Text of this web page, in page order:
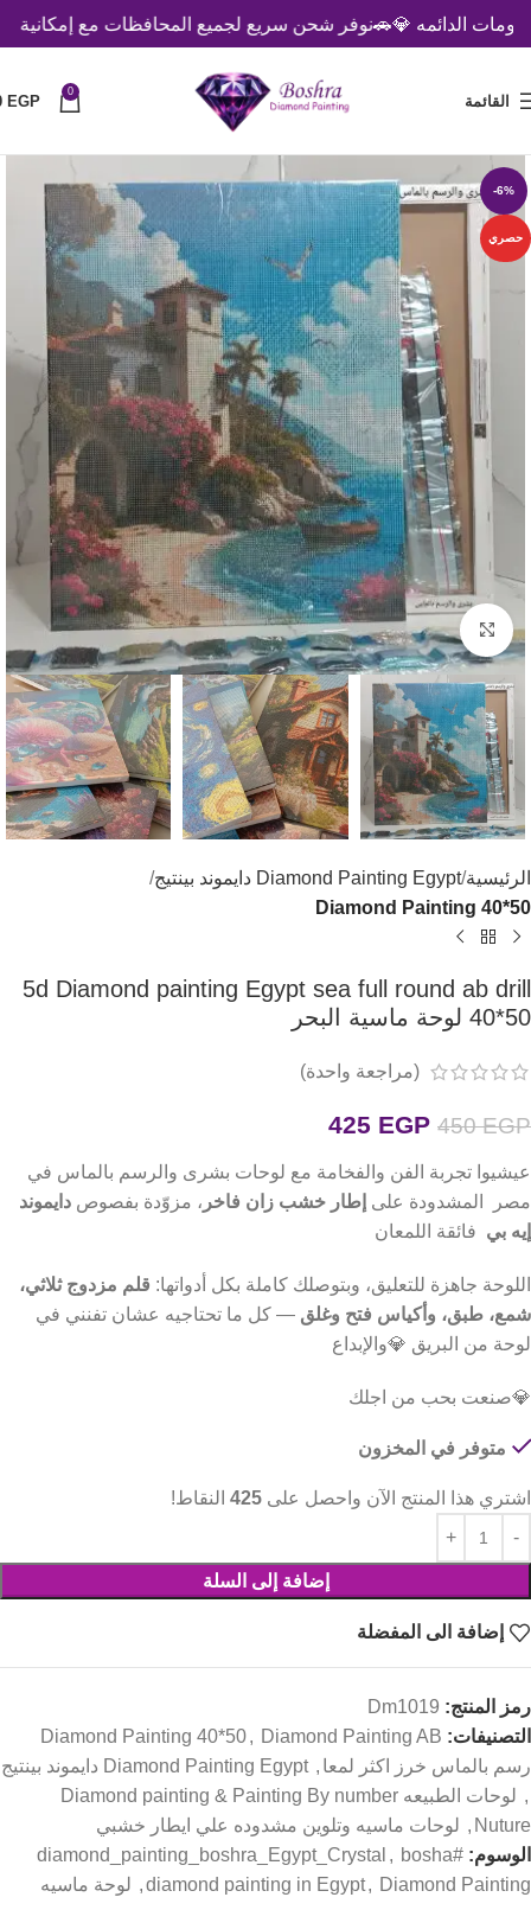
🚗نوفر شحن سريع لجميع المحافظات مع إمكانية الدفعالدائمه 💎
القائمة
0
EGP
-6%
حصري
اضغط للتكبير
الرئيسية Diamond Painting Egypt دايموند بينتيج
Diamond Painting 40*50
5d Diamond painting Egypt sea full round ab drill
40*50 لوحة ماسية البحر
(مراجعة واحدة)
450EGP
425 EGP
عيشيوا تجربة الفن والفخامة مع لوحات بشرى والرسم بالماس في
مصر المشدودة على إطار خشب زان فاخر ، مزوّدة بفصوص دايموند
إيه بي فائقة اللمعان
اللوحة جاهزة للتعليق، وبتوصلك كاملة بكل أدواتها: قلم مزدوج ثلاثي،
شمع، طبق، وأكياس فتح وغلق — كل ما تحتاجيه عشان تفنني في
لوحة من البريق 💎والإبداع
💎صنعت بحب من اجلك
متوفر في المخزون
اشتري هذا المنتج الآن واحصل على 425 النقاط!
إضافة إلى السلة
إضافة الى المفضلة
رمز المنتج: Dm1019
التصنيفات:
Diamond Painting 40*50, Diamond Painting AB
رسم بالماس خرز اكثر لمعا , Diamond Painting Egypt دايموند بينتيج
,
لوحات الطبيعه Diamond painting & Painting By number
Nuture
, لوحات ماسيه وتلوين مشدوده علي ايطار خشبي
الوسوم: #diamond_painting_boshra_Egypt_Crystal
, bosha
diamond painting in Egypt, Diamond Painting
, لوحة ماسيه